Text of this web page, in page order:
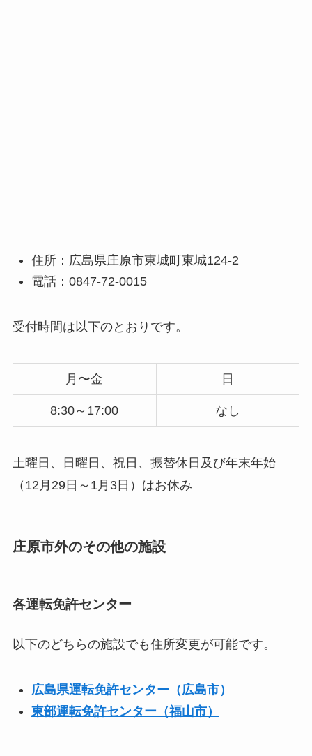
住所：広島県庄原市東城町東城124-2
電話：0847-72-0015
受付時間は以下のとおりです。
月〜金 日
8:30～17:00 なし
土曜日、日曜日、祝日、振替休日及び年末年始
（12月29日～1月3日）はお休み
庄原市外のその他の施設
各運転免許センター
以下のどちらの施設でも住所変更が可能です。
広島県運転免許センター（広島市）
東部運転免許センター（福山市）